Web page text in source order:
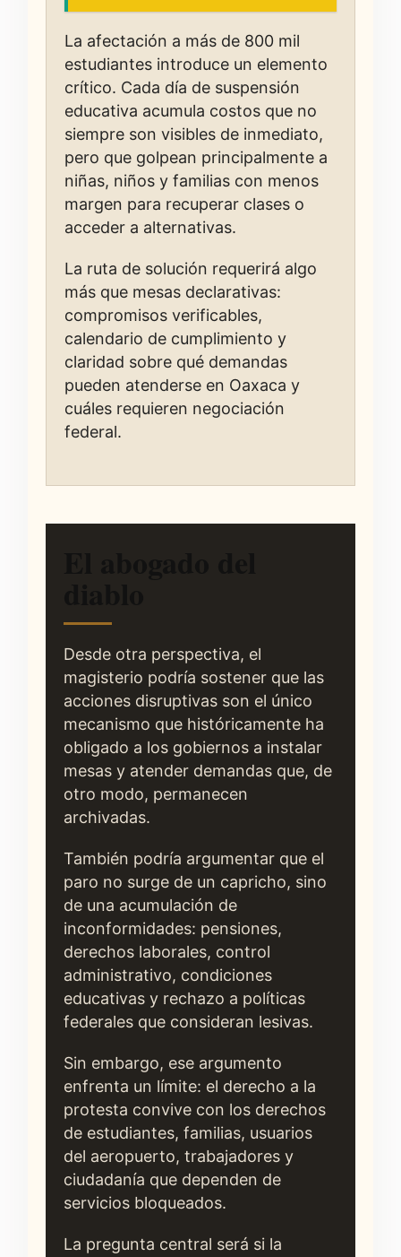
La afectación a más de 800 mil
estudiantes introduce un elemento
crítico. Cada día de suspensión
educativa acumula costos que no
siempre son visibles de inmediato,
pero que golpean principalmente a
niñas, niños y familias con menos
margen para recuperar clases o
acceder a alternativas.
La ruta de solución requerirá algo
más que mesas declarativas:
compromisos verificables,
calendario de cumplimiento y
claridad sobre qué demandas
pueden atenderse en Oaxaca y
cuáles requieren negociación
federal.
Desde otra perspectiva, el
magisterio podría sostener que las
acciones disruptivas son el único
mecanismo que históricamente ha
obligado a los gobiernos a instalar
mesas y atender demandas que, de
otro modo, permanecen
archivadas.
También podría argumentar que el
paro no surge de un capricho, sino
de una acumulación de
inconformidades: pensiones,
derechos laborales, control
administrativo, condiciones
educativas y rechazo a políticas
federales que consideran lesivas.
Sin embargo, ese argumento
enfrenta un límite: el derecho a la
protesta convive con los derechos
de estudiantes, familias, usuarios
del aeropuerto, trabajadores y
ciudadanía que dependen de
servicios bloqueados.
La pregunta central será si la